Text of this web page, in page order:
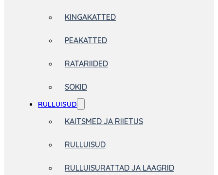
KINGAKATTED
PEAKATTED
RATARIIDED
SOKID
RULLUISUD
KAITSMED JA RIIETUS
RULLUISUD
RULLUISURATTAD JA LAAGRID